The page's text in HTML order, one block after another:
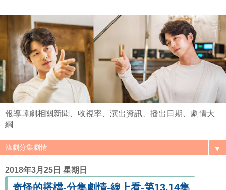
報導韓劇相關新聞、收視率、演出資訊、播出日期、劇情大
綱
▼
2018年3月25日 星期日
奇怪的搭檔-分集劇情-線上看-第13.14集